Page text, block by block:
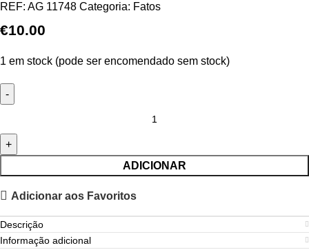
REF: AG 11748 Categoria: Fatos
€10.00
1 em stock (pode ser encomendado sem stock)
ADICIONAR
Adicionar aos Favoritos
Descrição
Informação adicional